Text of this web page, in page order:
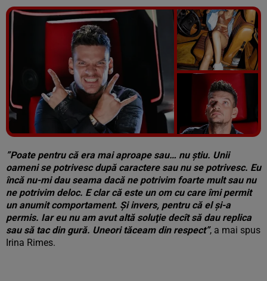
Vezi galeria foto
5 poze
”Poate pentru că era mai aproape sau… nu ştiu. Unii
oameni se potrivesc după caractere sau nu se potrivesc. Eu
încă nu-mi dau seama dacă ne potrivim foarte mult sau nu
ne potrivim deloc. E clar că este un om cu care îmi permit
un anumit comportament. Şi invers, pentru că el şi-a
permis. Iar eu nu am avut altă soluţie decît să dau replica
sau să tac din gură. Uneori tăceam din respect”, a mai spus
Irina Rimes.